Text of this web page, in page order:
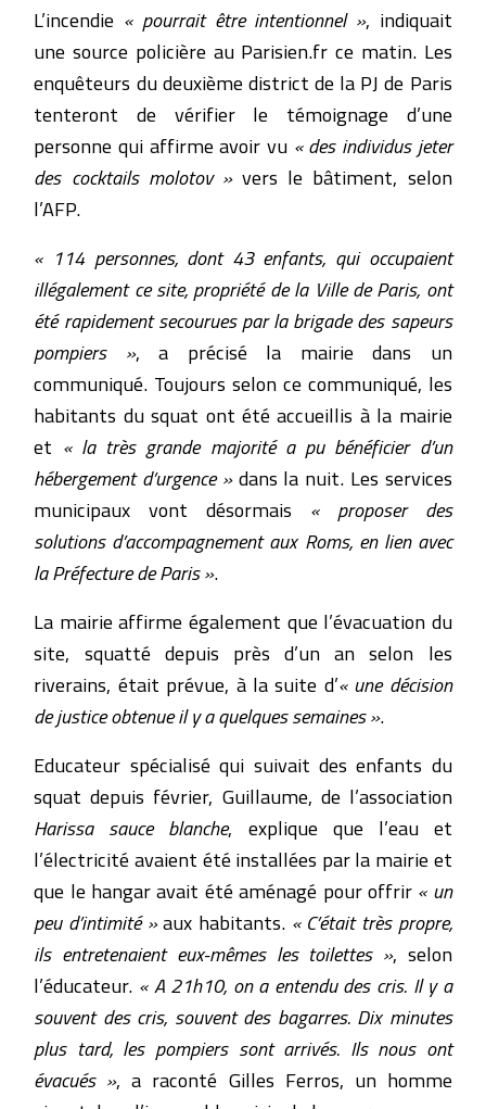
L’incendie « pourrait être intentionnel », indiquait
une source policière au Parisien.fr ce matin. Les
enquêteurs du deuxième district de la PJ de Paris
tenteront de vérifier le témoignage d’une
personne qui affirme avoir vu « des individus jeter
des cocktails molotov »vers le bâtiment, selon
l’AFP.
« 114 personnes, dont 43 enfants, qui occupaient
illégalement ce site, propriété de la Ville de Paris, ont
été rapidement secourues par la brigade des sapeurs
pompiers », a précisé la mairie dans un
communiqué. Toujours selon ce communiqué, les
habitants du squat ont été accueillis à la mairie
et « la très grande majorité a pu bénéficier d’un
hébergement d’urgence »dans la nuit. Les services
municipaux vont désormais « proposer des
solutions d’accompagnement aux Roms, en lien avec
la Préfecture de Paris ».
La mairie affirme également que l’évacuation du
site, squatté depuis près d’un an selon les
riverains, était prévue, à la suite d’« une décision
de justice obtenue il y a quelques semaines ».
Educateur spécialisé qui suivait des enfants du
squat depuis février, Guillaume, de l’association
Harissa sauce blanche, explique que l’eau et
l’électricité avaient été installées par la mairie et
que le hangar avait été aménagé pour offrir « un
peu d’intimité »aux habitants. « C’était très propre,
ils entretenaient eux-mêmes les toilettes », selon
l’éducateur. « A 21h10, on a entendu des cris. Il y a
souvent des cris, souvent des bagarres. Dix minutes
plus tard, les pompiers sont arrivés. Ils nous ont
évacués », a raconté Gilles Ferros, un homme